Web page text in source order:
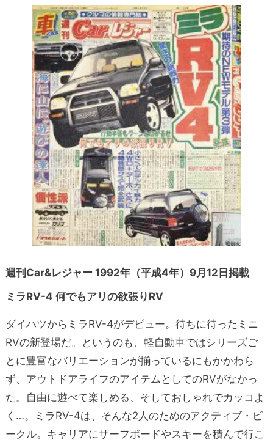
週刊Car&レジャー 1992年（平成4年）9月12日掲載
ミラRV-4 何でもアリの欲張りRV
ダイハツからミラRV-4がデビュー。待ちに待ったミニ
RVの新登場だ。というのも、軽自動車ではシリーズご
とに豊富なバリエーションが揃っているにもかかわら
ず、アウトドアライフのアイテムとしてのRVがなかっ
た。自由に遊べて楽しめる、そしておしゃれでカッコよ
く…。ミラRV-4は、そんな2人のためのアクティブ・ビ
ークル。キャリアにサーフボードやスキーを積んで行こ